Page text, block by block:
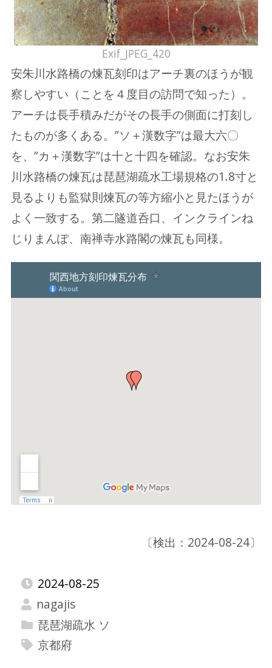
Exif_JPEG_420
安朱川水路橋の煉瓦刻印はアーチ裏のほうが観
察しやすい（ことを４度目の訪問で知った）。
アーチは長手積みだがその長手の側面に打刻し
たものが多くある。”ソ＋漢数字”は最大六〇
を、”カ＋漢数字”は十と十四を確認。なお安朱
川水路橋の煉瓦は琵琶湖疏水工場規格の1.8寸と
見るよりも監獄則煉瓦の等方縮小と見たほうが
よく一致する。第二隧道呑口、インクラインね
じりまんぽ、南禅寺水路閣の煉瓦も同様。
〔検出：2024-08-24〕
2024-08-25
nagajis
琵琶湖疏水 ソ
京都府